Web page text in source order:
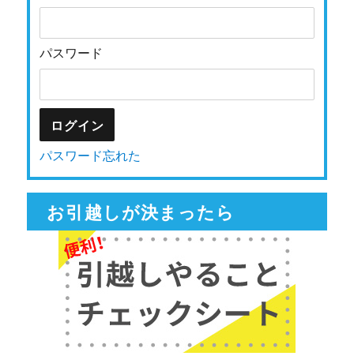
パスワード
パスワード忘れた
お引越しが決まったら